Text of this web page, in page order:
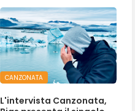
CANZONATA
L'intervista Canzonata,